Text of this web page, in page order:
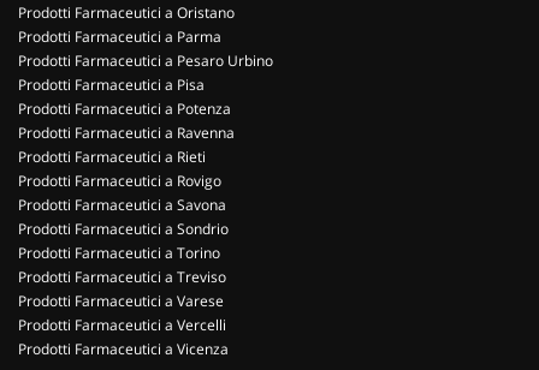
Prodotti Farmaceutici a Oristano
Prodotti Farmaceutici a Parma
Prodotti Farmaceutici a Pesaro Urbino
Prodotti Farmaceutici a Pisa
Prodotti Farmaceutici a Potenza
Prodotti Farmaceutici a Ravenna
Prodotti Farmaceutici a Rieti
Prodotti Farmaceutici a Rovigo
Prodotti Farmaceutici a Savona
Prodotti Farmaceutici a Sondrio
Prodotti Farmaceutici a Torino
Prodotti Farmaceutici a Treviso
Prodotti Farmaceutici a Varese
Prodotti Farmaceutici a Vercelli
Prodotti Farmaceutici a Vicenza